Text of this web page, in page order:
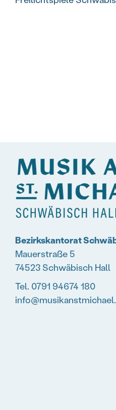
Bezirkskantorat
Mauerstraße 5
74523 Schwäbisch Hall
Tel. 0791 94674 180